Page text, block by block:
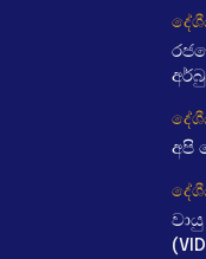
අපි